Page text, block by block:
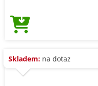
Skladem: na dotaz